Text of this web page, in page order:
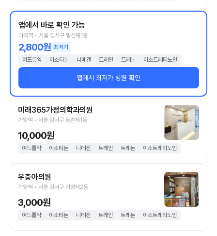
앱에서 바로 확인 가능
마곡역 • 서울 강서구 발산제1동
2,800원 최저가
여드름약
이소티논 니메겐 트레인 트레논 이소트레티노인
앱에서 최저가 병원 확인
미래365가정의학과의원
가양역 • 서울 강서구 등촌제1동
10,000원
여드름약 이소티논 니메겐 트레인 트레논 이소트레티노인
우충아의원
가양역 • 서울 강서구 가양제2동
3,000원
여드름약 이소티논 니메겐 트레인 트레논 이소트레티노인